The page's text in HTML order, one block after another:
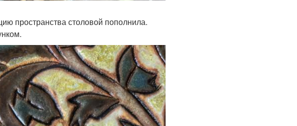
пространства столовой пополнила.